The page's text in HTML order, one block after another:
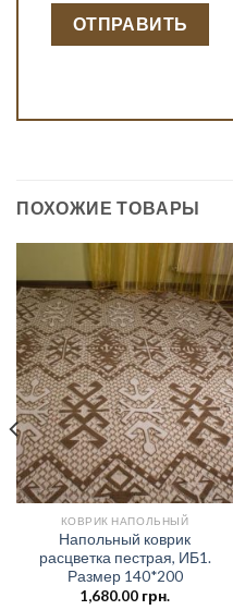
ПОХОЖИЕ ТОВАРЫ
КОВРИК НАПОЛЬНЫЙ
Напольный коврик
расцветка пестрая, ИБ1.
Размер 140*200
1,680.00 грн.